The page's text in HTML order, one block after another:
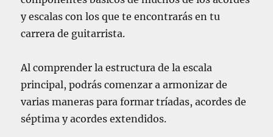
y escalas con los que te encontrarás en tu
carrera de guitarrista.
Al comprender la estructura de la escala
principal, podrás comenzar a armonizar de
varias maneras para formar tríadas, acordes de
séptima y acordes extendidos.